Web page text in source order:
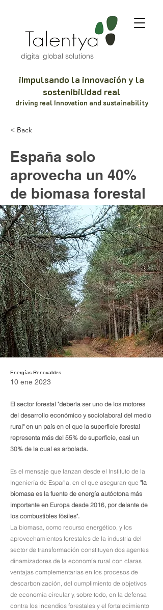
digital global solutions
iImpulsando la innovación y la
sostenibilidad real
driving real Innovation and sustainability
< Back
España solo
aprovecha un 40%
de biomasa forestal
Energías Renovables
10 ene 2023
El sector forestal "debería ser uno de los motores
del desarrollo económico y sociolaboral del medio
rural" en un país en el que la superficie forestal
representa más del 55% de superficie, casi un
30% de la cual es arbolada.
Es el mensaje que lanzan desde el Instituto de la
Ingeniería de España, en el que aseguran que "la
biomasa es la fuente de energía autóctona más
importante en Europa desde 2016, por delante de
los combustibles fósiles".
La biomasa, como recurso energético, y los
aprovechamientos forestales de la industria del
sector de transformación constituyen dos agentes
dinamizadores de la economía rural con claras
ventajas complementarias en los procesos de
descarbonización, del cumplimiento de objetivos
de economía circular y, sobre todo, en la defensa
contra los incendios forestales y el fortalecimiento